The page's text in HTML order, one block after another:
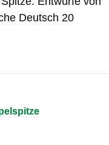
Deutsch 20